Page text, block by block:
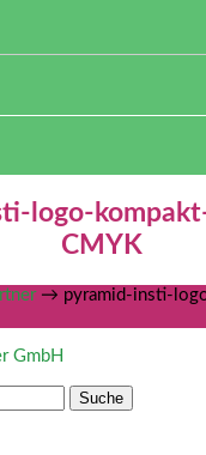
logo-
CMYK
→ pyramid-insti-